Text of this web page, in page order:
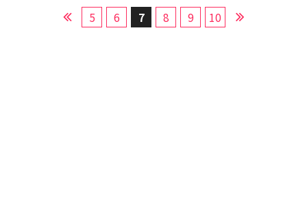
5 6 7 8 9 10